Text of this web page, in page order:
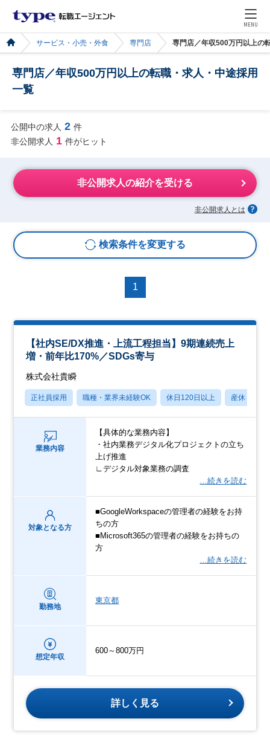
MENU
サービス・小売・外食 専門店 専門店／年収500万円以上の
専門店／年収500万円以上の転職・求人・中途採用
一覧
公開中の求人 2 件
非公開求人 1 件がヒット
非公開求人の紹介を受ける
非公開求人とは
検索条件を変更する
1
【社内SE/DX推進・上流工程担当】9期連続売上
増・前年比170%／SDGs寄与
株式会社貴瞬
正社員採用 職種・業界未経験OK 休日120日以上 産休・育休
業務内容
【具体的な業務内容】
・社内業務デジタル化プロジェクトの立ち
上げ推進
∟デジタル対象業務の調査
…続きを読む
対象となる方
■GoogleWorkspaceの管理者の経験をお持
ちの方
■Microsoft365の管理者の経験をお持ちの
方
…続きを読む
勤務地
東京都
想定年収
600～800万円
詳しく見る